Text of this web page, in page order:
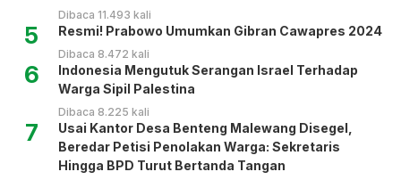
Dibaca 11.493 kali
5 Resmi! Prabowo Umumkan Gibran Cawapres 2024
Dibaca 8.472 kali
6
Indonesia Mengutuk Serangan Israel Terhadap
Warga Sipil Palestina
Dibaca 8.225 kali
7
Usai Kantor Desa Benteng Malewang Disegel,
Beredar Petisi Penolakan Warga: Sekretaris
Hingga BPD Turut Bertanda Tangan